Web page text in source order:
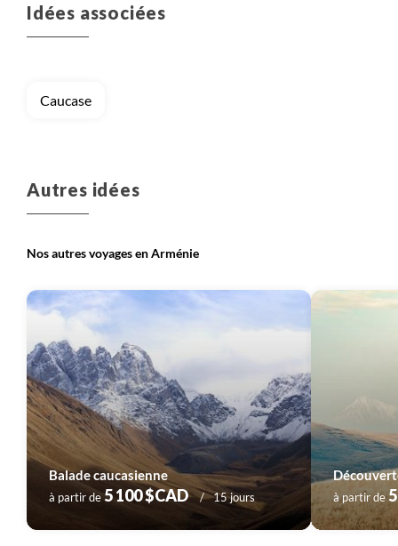
Idées associées
Caucase
Autres idées
Nos autres voyages en Arménie
Balade caucasienne
à partir de 5 100 $CAD 15 jours à partir de